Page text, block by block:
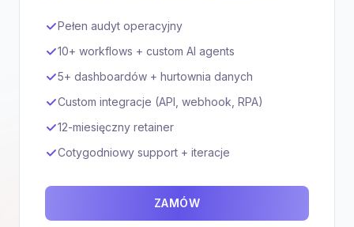
Pełen audyt operacyjny
10+ workflows + custom AI agents
5+ dashboardów + hurtownia danych
Custom integracje (API, webhook, RPA)
12-miesięczny retainer
Cotygodniowy support + iteracje
ZAMÓW